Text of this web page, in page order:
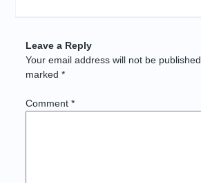
Leave a Reply
Your email address will not be published.
marked*
Comment*